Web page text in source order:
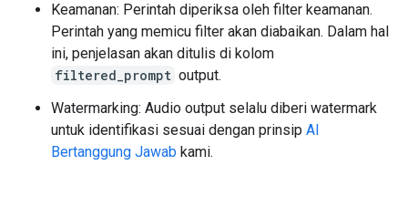
Keamanan: Perintah diperiksa oleh filter keamanan.
Perintah yang memicu filter akan diabaikan. Dalam hal
ini, penjelasan akan ditulis di kolom
filtered_prompt output.
Watermarking: Audio output selalu diberi watermark
untuk identifikasi sesuai dengan prinsip AI
Bertanggung Jawab kami.